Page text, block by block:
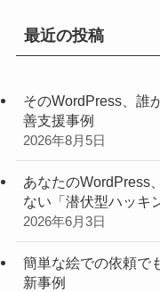
最近の投稿
そのWordPress、誰
善支援事例
2026年8月5日
あなたのWordPress
ない「潜伏型ハッキ
2026年6月3日
簡単な絵での依頼で
新事例